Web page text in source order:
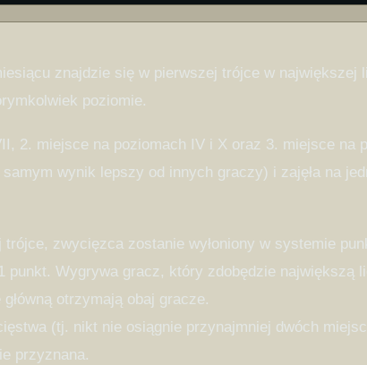
znajdzie się w pierwszej trójce w największej
poziomie.
2. miejsce na poziomach IV i X oraz 3. miejsce na
wynik lepszy od innych graczy) i zajęła na
zwycięzca zostanie wyłoniony w systemie
Wygrywa gracz, który zdobędzie największą
otrzymają obaj gracze.
(tj. nikt nie osiągnie przynajmniej dwóch
przyznana.